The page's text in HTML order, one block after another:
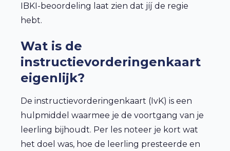
IBKI-beoordeling laat zien dat jíj de regie
hebt.
Wat is de
instructievorderingenkaart
eigenlijk?
De instructievorderingenkaart (IvK) is een
hulpmiddel waarmee je de voortgang van je
leerling bijhoudt. Per les noteer je kort wat
het doel was, hoe de leerling presteerde en